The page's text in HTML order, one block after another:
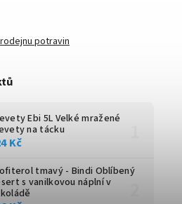
potravin
Ebi 5L Velké mražené
na tácku
Kč
tmavý - Bindi Oblíbený
s vanilkovou náplní v